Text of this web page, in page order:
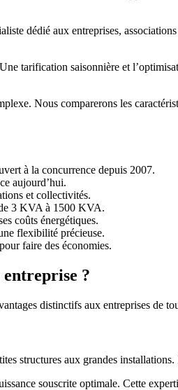
dédié aux entreprises,
tarification saisonnière et
Nous comparerons les
à la concurrence depuis 2007.
aujourd’hui.
et collectivités.
de 3 KVA à 1500 KVA.
coûts énergétiques.
flexibilité précieuse.
faire des économies.
?
distinctifs aux entreprises de
structures aux grandes
souscrite optimale. Cette